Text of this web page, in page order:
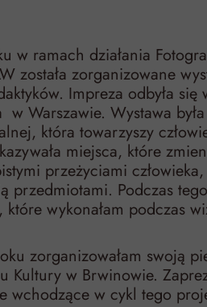
w ramach działania
została zorganizowane
Impreza odbyła się
Warszawie. Wystawa
która towarzyszy
miejsca, które
przeżyciami
przedmiotami. Podczas
które wykonałam podczas
zorganizowałam swoją
Kultury w Brwinowie.
wchodzące w cykl tego